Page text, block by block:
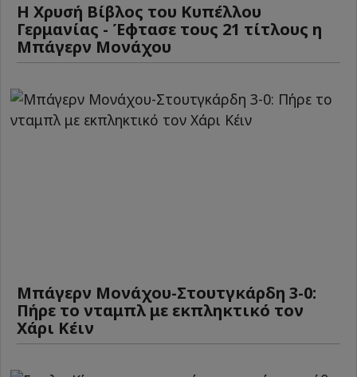
Η Χρυσή Βίβλος του Κυπέλλου
Γερμανίας - Έφτασε τους 21 τίτλους η
Μπάγερν Μονάχου
Μπάγερν Μονάχου-Στουτγκάρδη 3-0:
Πήρε το νταμπλ με εκπληκτικό τον
Χάρι Κέιν